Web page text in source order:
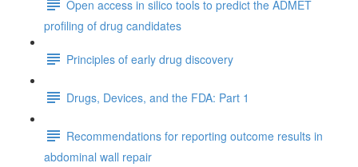
Open access in silico tools to predict the ADMET
profiling of drug candidates
Principles of early drug discovery
Drugs, Devices, and the FDA: Part 1
Recommendations for reporting outcome results in
abdominal wall repair